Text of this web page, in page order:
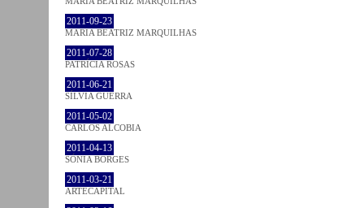
2011-09-23
MARIA BEATRIZ MARQUILHAS
2011-07-28
PATRÍCIA ROSAS
2011-06-21
SÍLVIA GUERRA
2011-05-02
CARLOS ALCOBIA
2011-04-13
SÓNIA BORGES
2011-03-21
ARTECAPITAL